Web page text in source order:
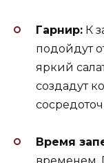
Гарнир: К
подойдут
яркий
создадут
Время